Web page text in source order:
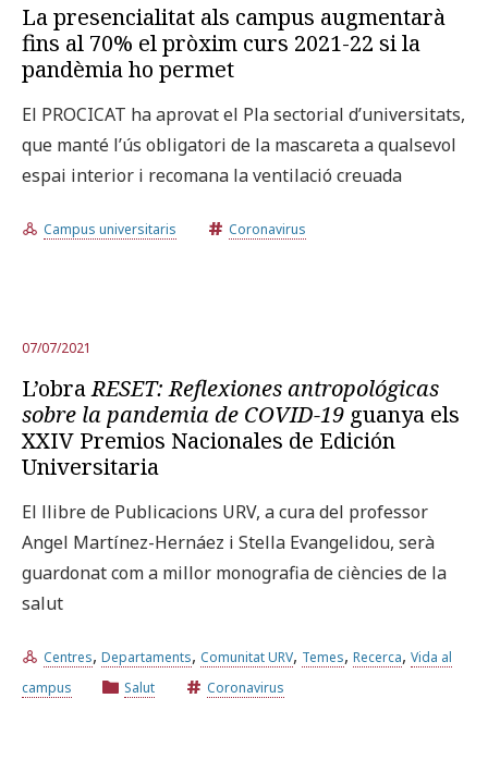
La presencialitat als campus augmentarà
fins al 70% el pròxim curs 2021-22 si la
pandèmia ho permet
El PROCICAT ha aprovat el Pla sectorial d’universitats,
que manté l’ús obligatori de la mascareta a qualsevol
espai interior i recomana la ventilació creuada
Campus universitaris Coronavirus
07/07/2021
L’obraRESET: Reflexiones antropológicas
sobre la pandemia de COVID-19 guanya els
XXIV Premios Nacionales de Edición
Universitaria
El llibre de Publicacions URV, a cura del professor
Angel Martínez-Hernáez i Stella Evangelidou, serà
guardonat com a millor monografia de ciències de la
salut
Centres, Departaments, Comunitat URV, Temes, Recerca, Vida al
campus
Salut Coronavirus